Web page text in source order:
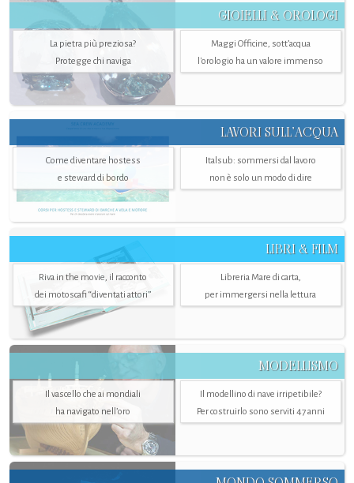
GIOIELLI & OROLOGI
La pietra più preziosa?
Protegge chi naviga
Maggi Officine, sott’acqua
l'orologio ha un valore immenso
LAVORI SULL’ACQUA
Come diventare hostess
e steward di bordo
Italsub: sommersi dal lavoro
non è solo un modo di dire
LIBRI & FILM
Riva in the movie, il racconto
dei motoscafi “diventati attori”
Libreria Mare di carta,
per immergersi nella lettura
MODELLISMO
Il vascello che ai mondiali
ha navigato nell’oro
Il modellino di nave irripetibile?
Per costruirlo sono serviti 47 anni